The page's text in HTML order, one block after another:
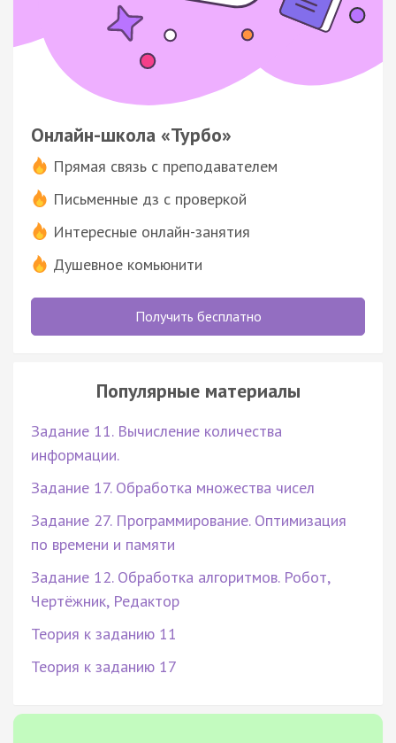
Онлайн-школа «Турбо»
Прямая связь с преподавателем
Письменные дз с проверкой
Интересные онлайн-занятия
Душевное комьюнити
Получить бесплатно
Популярные материалы
Задание 11. Вычисление количества
информации.
Задание 17. Обработка множества чисел
Задание 27. Программирование. Оптимизация
по времени и памяти
Задание 12. Обработка алгоритмов. Робот,
Чертёжник, Редактор
Теория к заданию 11
Теория к заданию 17